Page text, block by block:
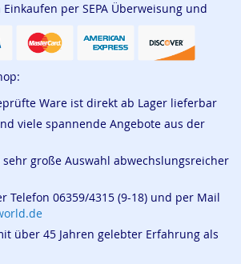
per SEPA Überweisung und
Ware ist direkt ab Lager lieferbar
viele spannende Angebote aus der
sehr große Auswahl abwechslungsreicher
Telefon 06359/4315 (9-18) und per Mail
über 45 Jahren gelebter Erfahrung als